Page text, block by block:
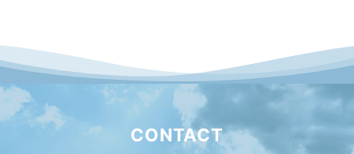
ペ
ー
ジ
送
CONTACT